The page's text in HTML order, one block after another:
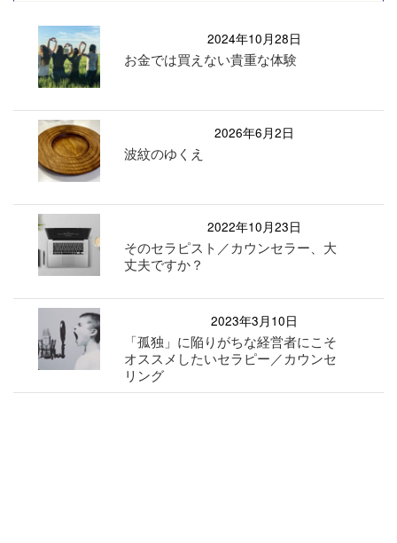
2024年10月28日
お金では買えない貴重な体験
2026年6月2日
波紋のゆくえ
2022年10月23日
そのセラピスト／カウンセラー、大
丈夫ですか？
2023年3月10日
「孤独」に陥りがちな経営者にこそ
オススメしたいセラピー／カウンセ
リング